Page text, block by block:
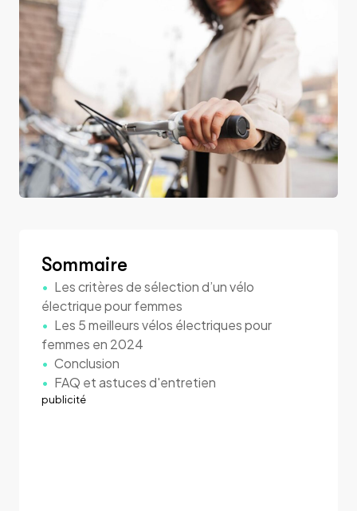
Sommaire
Les critères de sélection d’un vélo
électrique pour femmes
Les 5 meilleurs vélos électriques pour
femmes en 2024
Conclusion
FAQ et astuces d'entretien
publicité